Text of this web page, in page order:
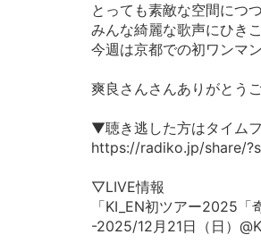
とっても素敵な空間につ
みんな綺麗な歌声にひき
今週は京都での初ワンマ
爽良さんさんありがとう
▼聴き逃した方はタイム
https://radiko.jp/share/
▽LIVE情報
「KI_EN初ツアー2025「
-2025/12月21日（日）